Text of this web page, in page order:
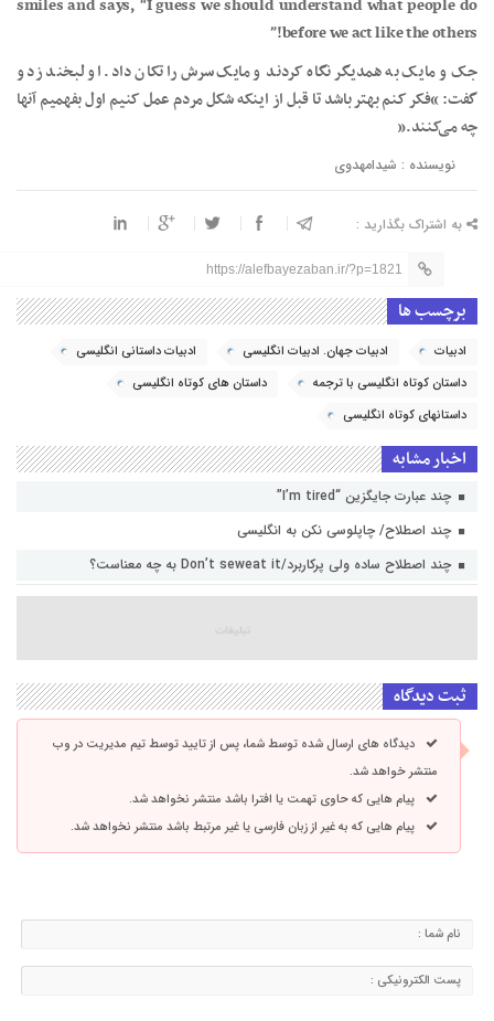
smiles and says, “I guess we should understand what people do
before we act like the others!”
جک و مایک به همدیگر نگاه کردند و مایک سرش را تکان داد. او لبخند زد و
گفت: “فکر کنم بهتر باشد تا قبل از اینکه شکل مردم عمل کنیم اول بفهمیم آنها
چه می‌کنند.”
نویسنده : شیدامهدوی
به اشتراک بگذارید :
https://alefbayezaban.ir/?p=1821
برچسب ها
ادبیات ادبیات جهان. ادبیات انگلیسی
ادبیات داستانی انگلیسی
داستان کوتاه انگلیسی با ترجمه
داستان های کوتاه انگلیسی
داستانهای کوتاه انگلیسی
اخبار مشابه
چند عبارت جایگزین “I’m tired”
چند اصطلاح/ چاپلوسی نکن به انگلیسی
چند اصطلاح ساده ولی پرکاربرد/Don’t seweat it به چه معناست؟
ثبت دیدگاه
دیدگاه های ارسال شده توسط شما، پس از تایید توسط تیم مدیریت در وب
منتشر خواهد شد.
پیام هایی که حاوی تهمت یا افترا باشد منتشر نخواهد شد.
پیام هایی که به غیر از زبان فارسی یا غیر مرتبط باشد منتشر نخواهد شد.